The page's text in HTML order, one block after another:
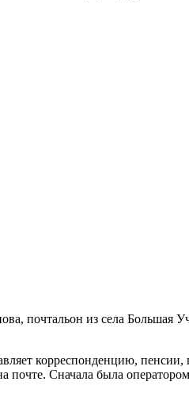
почтальон из села Большая
корреспонденцию,
почте. Сначала была